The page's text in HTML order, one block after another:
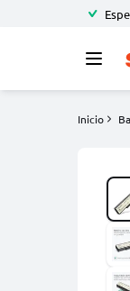
Inicio